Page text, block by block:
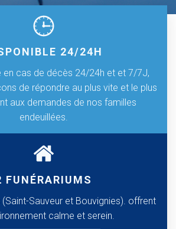
24/24H
en cas de décès 24/24h et et 7/7J,
de répondre au plus vite et le plus
aux demandes de nos familles
endeuillées.
FUNÉRARIUMS
Sauveur et Bouvignies). offrent
calme et serein.